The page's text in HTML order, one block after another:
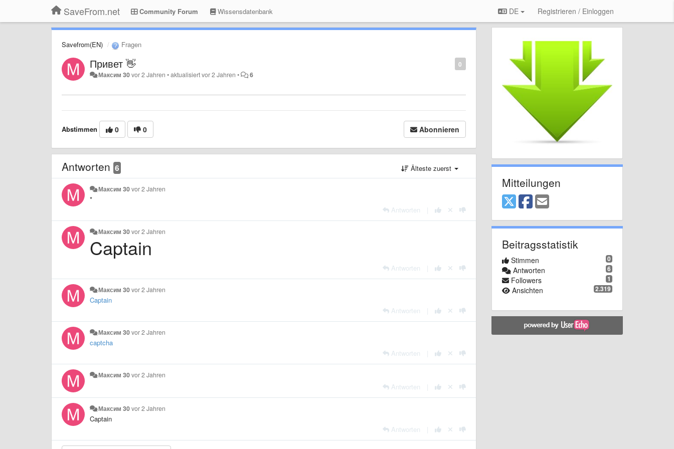
SaveFrom.net Community Forum Wissensdatenbank DE Registrieren / Einloggen
Savefrom(EN) Fragen
0
Привет 👋
Максим 30vor 2 Jahren •aktualisiertvor 2 Jahren • 6
Abstimmen 0 0 Abonnieren
Antworten 6 Älteste zuerst
Максим 30vor 2 Jahren
*
Antworten
Максим 30vor 2 Jahren
Captain
Antworten
Максим 30vor 2 Jahren
Captain
Antworten
Максим 30vor 2 Jahren
captcha
Antworten
Максим 30vor 2 Jahren
Antworten
Максим 30vor 2 Jahren
Captain
Antworten
Mitteilungen
Beitragsstatistik
0
Stimmen
6
Antworten
1
Followers
2.319
Ansichten